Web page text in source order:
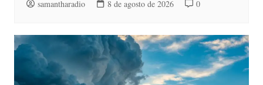
samantharadio 8 de agosto de 2026 0